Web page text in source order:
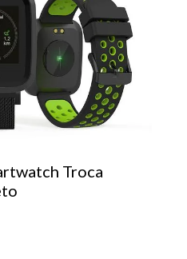
Troca